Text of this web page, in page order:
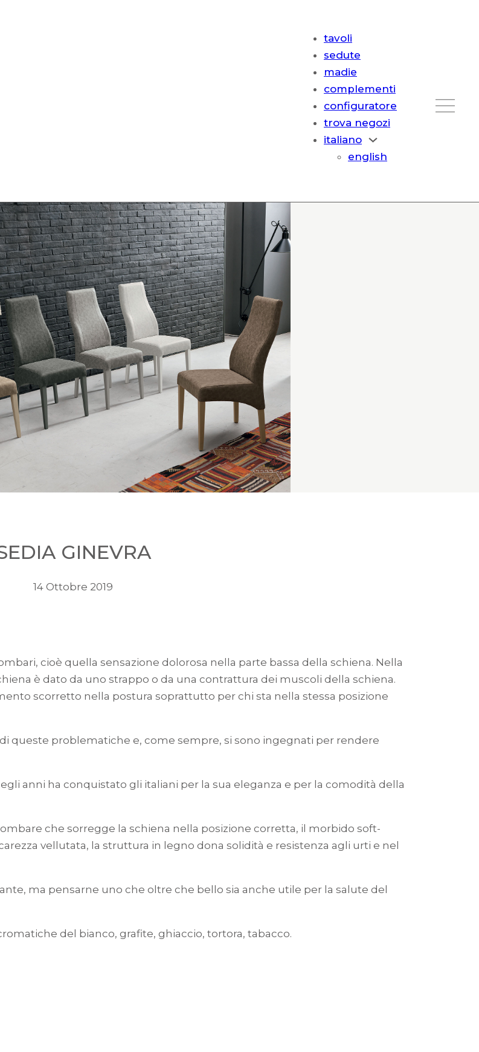
tavoli
sedute
madie
complementi
configuratore
trova negozi
italiano
english
GINEVRA
14 Ottobre 2019
cioè quella sensazione dolorosa nella parte bassa della schiena. Nella
è dato da uno strappo o da una contrattura dei muscoli della schiena.
scorretto nella postura soprattutto per chi sta nella stessa posizione
queste problematiche e, come sempre, si sono ingegnati per rendere
anni ha conquistato gli italiani per la sua eleganza e per la comodità della
che sorregge la schiena nella posizione corretta, il morbido soft-
vellutata, la struttura in legno dona solidità e resistenza agli urti e nel
ma pensarne uno che oltre che bello sia anche utile per la salute del
del bianco, grafite, ghiaccio, tortora, tabacco.